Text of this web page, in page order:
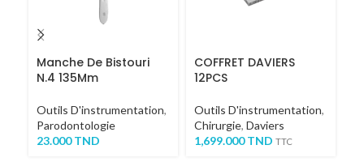
Manche De Bistouri
N.4 135Mm
Outils D'instrumentation,
Parodontologie
23.000TND
COFFRET DAVIERS
12PCS
Outils D'instrumentation,
Chirurgie, Daviers
1,699.000TND TTC